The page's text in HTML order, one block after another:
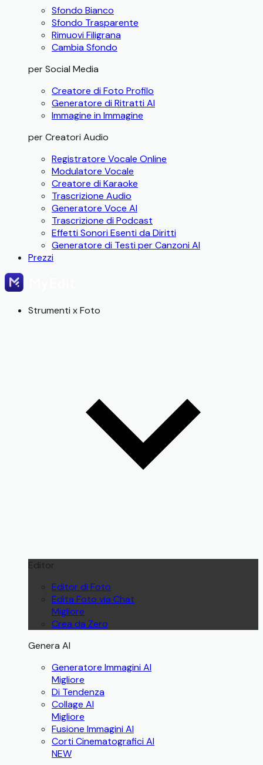
Sfondo Bianco
Sfondo Trasparente
Rimuovi Filigrana
Cambia Sfondo
per Social Media
Creatore di Foto Profilo
Generatore di Ritratti AI
Immagine in Immagine
per Creatori Audio
Registratore Vocale Online
Modulatore Vocale
Creatore di Karaoke
Trascrizione Audio
Generatore Voce AI
Trascrizione di Podcast
Effetti Sonori Esenti da Diritti
Generatore di Testi per Canzoni AI
Prezzi
Strumenti x Foto
Editor
Editor di Foto
Edita Foto via Chat
Migliore
Crea da Zero
Genera AI
Generatore Immagini AI
Migliore
Di Tendenza
Collage AI
Migliore
Fusione Immagini AI
Corti Cinematografici AI
NEW